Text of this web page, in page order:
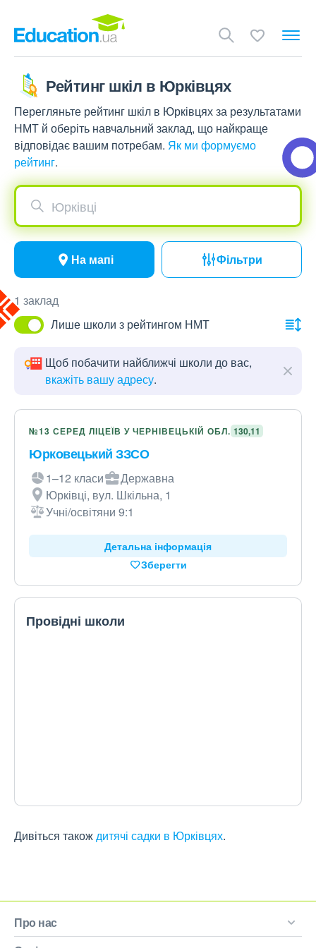
Рейтинг шкіл в Юрківцях
Перегляньте рейтинг шкіл в Юрківцях за результатами
НМТ й оберіть навчальний заклад, що найкраще
відповідає вашим потребам. Як ми формуємо
рейтинг.
Юрківці
На мапі Фільтри
1 заклад
Лише школи з рейтингом НМТ
Щоб побачити найближчі школи до вас,
вкажіть вашу адресу.
№13 СЕРЕД ЛІЦЕЇВ У ЧЕРНІВЕЦЬКІЙ ОБЛ. 130,11
Юрковецький ЗЗСО
1–12 класи
Державна
Юрківці, вул. Шкільна, 1
Учні/освітяни 9:1
Детальна інформація
Зберегти
Провідні школи
Дивіться такождитячі садки в Юрківцях.
Про нас